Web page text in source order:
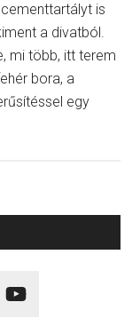
is
a divatból.
mi több, itt terem
bora, a
egy